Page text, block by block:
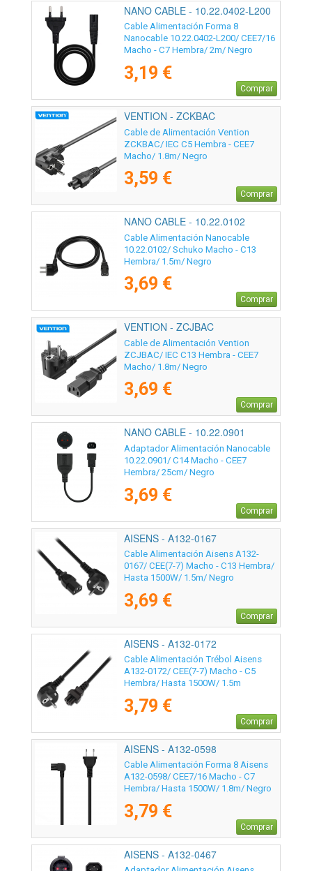
NANO CABLE - 10.22.0402-L200
Cable Alimentación Forma 8
Nanocable 10.22.0402-L200/ CEE7/16
Macho - C7 Hembra/ 2m/ Negro
3,19 €
Comprar
VENTION - ZCKBAC
Cable de Alimentación Vention
ZCKBAC/ IEC C5 Hembra - CEE7
Macho/ 1.8m/ Negro
3,59 €
Comprar
NANO CABLE - 10.22.0102
Cable Alimentación Nanocable
10.22.0102/ Schuko Macho - C13
Hembra/ 1.5m/ Negro
3,69 €
Comprar
VENTION - ZCJBAC
Cable de Alimentación Vention
ZCJBAC/ IEC C13 Hembra - CEE7
Macho/ 1.8m/ Negro
3,69 €
Comprar
NANO CABLE - 10.22.0901
Adaptador Alimentación Nanocable
10.22.0901/ C14 Macho - CEE7
Hembra/ 25cm/ Negro
3,69 €
Comprar
AISENS - A132-0167
Cable Alimentación Aisens A132-
0167/ CEE(7-7) Macho - C13 Hembra/
Hasta 1500W/ 1.5m/ Negro
3,69 €
Comprar
AISENS - A132-0172
Cable Alimentación Trébol Aisens
A132-0172/ CEE(7-7) Macho - C5
Hembra/ Hasta 1500W/ 1.5m
3,79 €
Comprar
AISENS - A132-0598
Cable Alimentación Forma 8 Aisens
A132-0598/ CEE7/16 Macho - C7
Hembra/ Hasta 1500W/ 1.8m/ Negro
3,79 €
Comprar
AISENS - A132-0467